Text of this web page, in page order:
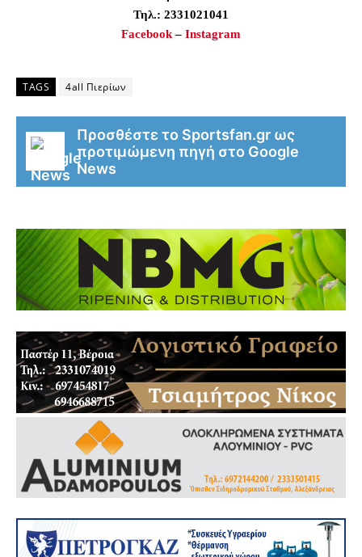
Τηλ.: 2331021041
Facebook– Instagram
TAGS 4all Πιερίων
Προσθέστε το Sportsfan.gr ως
προτιμώμενη πηγή στο Google
News